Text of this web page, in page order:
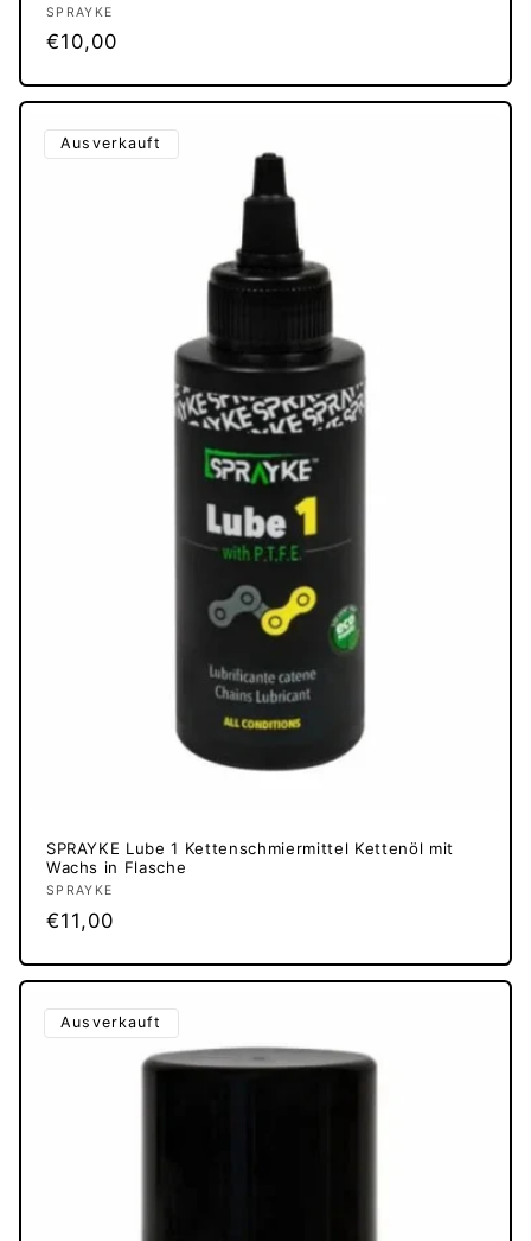
Anbieter:
SPRAYKE
Normaler
€10,00
Ausverkauft
SPRAYKE Lube 1 Kettenschmiermittel Kettenöl mit
Wachs in Flasche
Anbieter:
SPRAYKE
Normaler
€11,00
Ausverkauft